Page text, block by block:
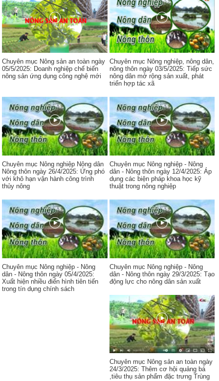
Chuyên mục Nông sản an toàn ngày
05/5/2025: Doanh nghiệp chế biến
nông sản ứng dụng công nghệ mới
Chuyên mục Nông nghiệp, nông dân,
nông thôn ngày 03/5/2025: Tiếp sức
nông dân mở rộng sản xuất, phát
triển hợp tác xã
Chuyên mục Nông nghiệp Nông dân
Nông thôn ngày 26/4/2025: Ứng phó
với khô hạn vận hành công trình
thủy nông
Chuyên mục Nông nghiệp - Nông
dân - Nông thôn ngày 12/4/2025: Áp
dụng các biện pháp khoa học kỹ
thuật trong nông nghiệp
Chuyên mục Nông nghiệp - Nông
dân - Nông thôn ngày 05/4/2025:
Xuất hiện nhiều điển hình tiên tiến
trong tín dụng chính sách
Chuyên mục Nông nghiệp - Nông
dân - Nông thôn ngày 29/3/2025: Tạo
động lực cho nông dân sản xuất
Chuyên mục Nông sản an toàn ngày
24/3/2025: Thêm cơ hội quảng bá
,tiêu thụ sản phẩm đặc trưng Trùng